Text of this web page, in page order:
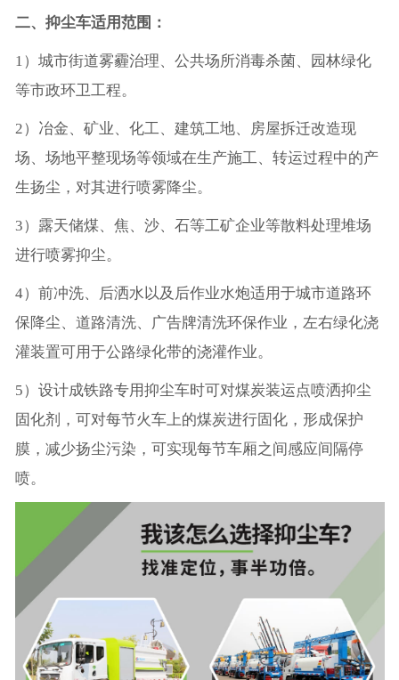
二、抑尘车适用范围：
1）城市街道雾霾治理、公共场所消毒杀菌、园林绿化
等市政环卫工程。
2）冶金、矿业、化工、建筑工地、房屋拆迁改造现
场、场地平整现场等领域在生产施工、转运过程中的产
生扬尘，对其进行喷雾降尘。
3）露天储煤、焦、沙、石等工矿企业等散料处理堆场
进行喷雾抑尘。
4）前冲洗、后洒水以及后作业水炮适用于城市道路环
保降尘、道路清洗、广告牌清洗环保作业，左右绿化浇
灌装置可用于公路绿化带的浇灌作业。
5）设计成铁路专用抑尘车时可对煤炭装运点喷洒抑尘
固化剂，可对每节火车上的煤炭进行固化，形成保护
膜，减少扬尘污染，可实现每节车厢之间感应间隔停
喷。